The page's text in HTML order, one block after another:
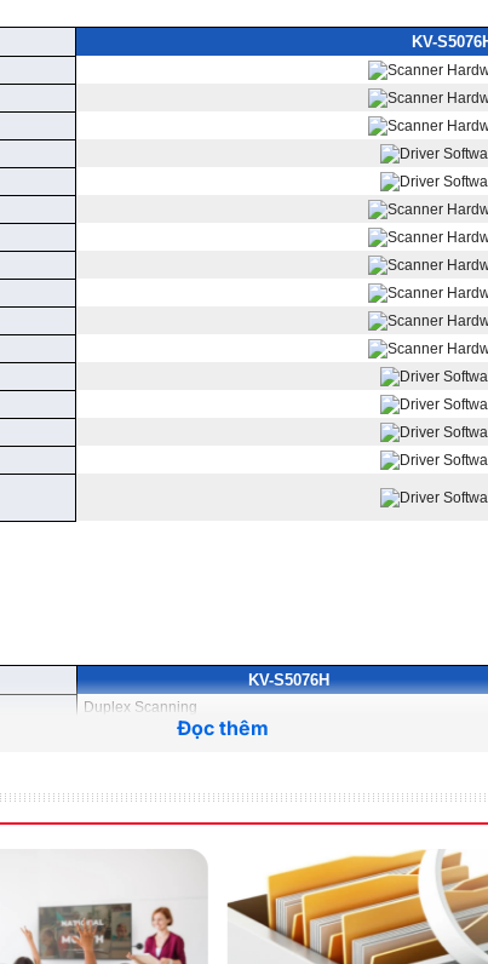
KV-
KV-S5076H
Duplex Scanning
Simplex
Duplex
100 / 100 ppm 200 / 200 ipm
100 / 100 ppm
160 / 160 ipm
80 / 80 ppm 160 / 160 ipm
100 / 100 ppm 200 / 200 ipm
100 / 100 ppm 200 / 200 ipm
Đọc thêm